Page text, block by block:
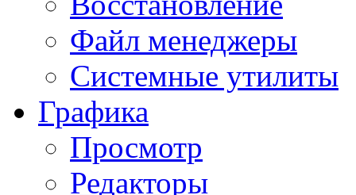
Файл менеджеры
Системные утилиты
Графика
Просмотр
Редакторы